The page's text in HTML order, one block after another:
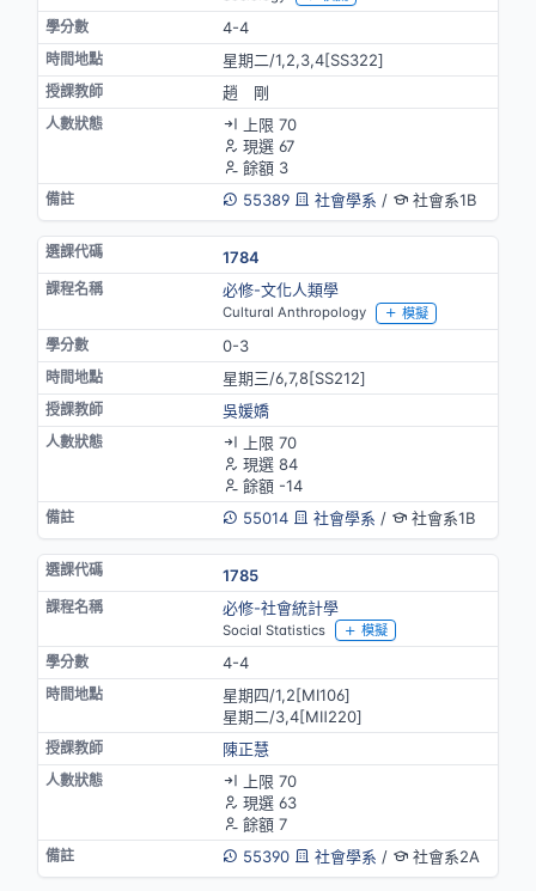
4-4
星期二/1,2,3,4[SS322]
趙 剛
上限 70
現選 67
餘額 3
55389
社會學系 / 社會系1B
1784
必修-文化人類學
Cultural Anthropology 模擬
0-3
星期三/6,7,8[SS212]
吳媛嬌
上限 70
現選 84
餘額 -14
55014
社會學系 / 社會系1B
1785
必修-社會統計學
Social Statistics 模擬
4-4
星期四/1,2[MⅠ106]
星期二/3,4[MⅡ220]
陳正慧
上限 70
現選 63
餘額 7
55390
社會學系 / 社會系2A